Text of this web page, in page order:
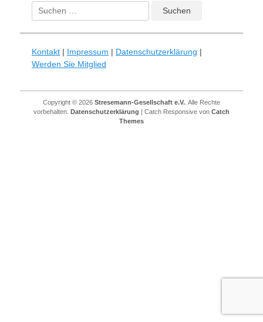
Suchen
nach:
Kontakt | Impressum | Datenschutzerklärung |
Werden Sie Mitglied
Copyright © 2026 Stresemann-Gesellschaft e.V. . Alle Rechte
vorbehalten. Datenschutzerklärung | Catch Responsive von Catch
Themes